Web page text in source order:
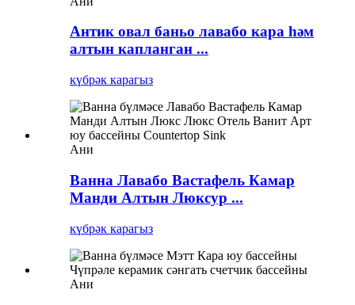
Антик овал баньо лавабо кара һәм
алтын капланган ...
күбрәк карагыз
Ани
Ванна Лавабо Вастафель Камар
Манди Алтын Люксур ...
күбрәк карагыз
Ани